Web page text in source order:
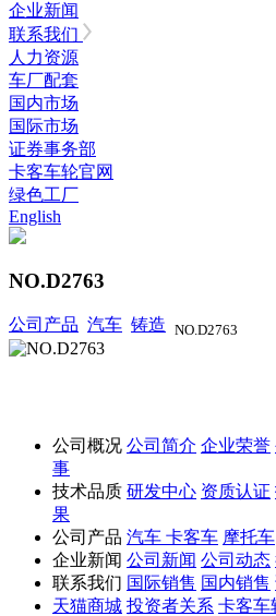
企业新闻
联系我们
人力资源
车厂配套
国内市场
国际市场
证券事务部
卡客车轮官网
绿色工厂
English
NO.D2763
公司产品 汽车 铸造 NO.D2763
公司概况 公司简介 企业荣誉
事
技术品质 研发中心 资质认证
果
公司产品 汽车 卡客车 摩托车
企业新闻 公司新闻 公司动态
联系我们 国际销售 国内销售
天猫商城 投资者关系 卡客车